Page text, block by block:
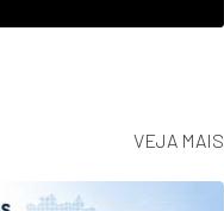
VEJA MAIS